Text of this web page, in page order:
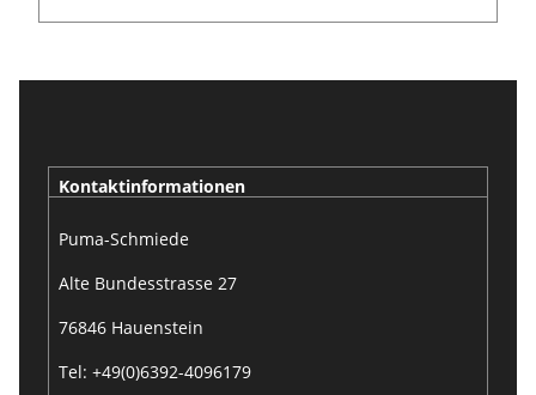
Kontaktinformationen
Puma-Schmiede
Alte Bundesstrasse 27
76846 Hauenstein
Tel: +49(0)6392-4096179